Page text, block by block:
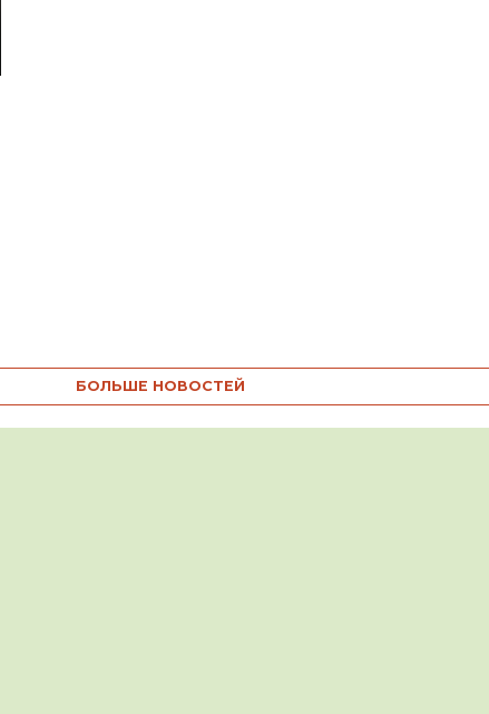
БОЛЬШЕ НОВОСТЕЙ